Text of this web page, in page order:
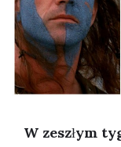
W zeszłym